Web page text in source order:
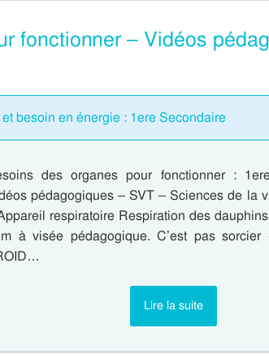
fonctionner – Vidéos
besoin en énergie : 1ere Secondaire
des organes pour fonctionner :
pédagogiques – SVT – Sciences de la
respiratoire Respiration des
à visée pédagogique. C’est pas sorcier
Lire la suite